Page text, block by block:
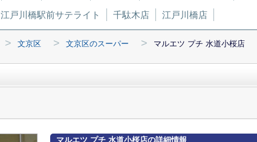
江戸川橋駅前サテライト 千駄木店 江戸川橋店
> 文京区 > 文京区のスーパー > マルエツ プチ 水道小桜店
マルエツ プチ 水道小桜店の詳細情報